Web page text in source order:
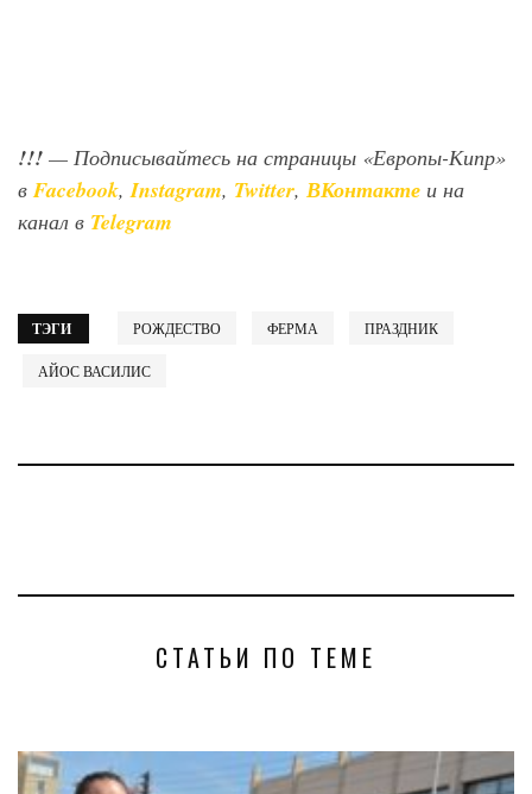
!!! — Подписывайтесь на страницы «Европы-Кипр»
вFacebook,Instagram, Twitter, ВКонтакте и на
канал в Telegram
ТЭГИ РОЖДЕСТВО ФЕРМА ПРАЗДНИК
АЙОС ВАСИЛИС
СТАТЬИ ПО ТЕМЕ